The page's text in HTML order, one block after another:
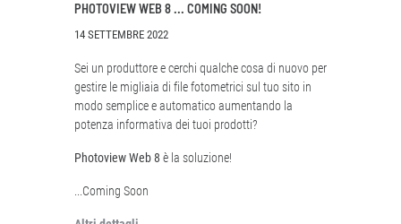
PHOTOVIEW WEB 8 ... COMING SOON!
14 SETTEMBRE 2022
Sei un produttore e cerchi qualche cosa di nuovo per
gestire le migliaia di file fotometrici sul tuo sito in
modo semplice e automatico aumentando la
potenza informativa dei tuoi prodotti?
Photoview Web 8 è la soluzione!
...Coming Soon